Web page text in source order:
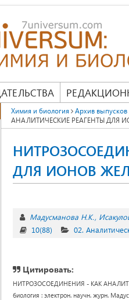
Химия и биология Архив
АНАЛИТИЧЕСКИЕ РЕАГЕНТЫ ДЛЯ
ДЛЯ ИОНОВ
Мадусманова Н.К.
10(88)
02.
Цитировать:
НИТРОЗОСОЕДИНЕНИЯ - КАК
биология : электрон. научн. журн.